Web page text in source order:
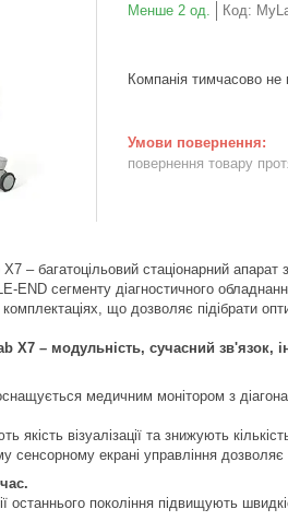
Менше 2 од. Код:
Компанія тимчасово
повернення товару
– багатоцільовий стаціонарний
END сегменту діагностичного
що дозволяє підібрати
X7 – модульність, сучасний зв'язок,
медичним монітором з
якість візуалізації та знижують
екрані управління
останнього покоління підвищують